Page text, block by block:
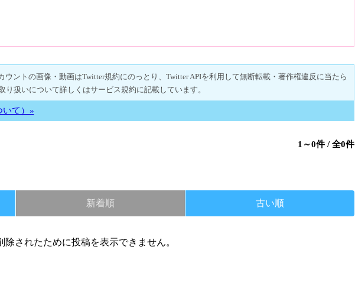
ントの画像・動画はTwitter規約にのっとり、Twitter APIを利用して無断転載・著作権違反に当たら
扱いについて詳しくはサービス規約に記載しています。
いて）»
1～0件 / 全0件
新着順 古い順
されたために投稿を表示できません。